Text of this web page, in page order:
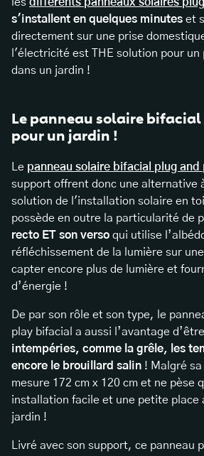
les différents panneaux solaires
s'installent en quelques minutes et
directement sur une prise
l'électricité est THE solution pour un
dans un jardin !
Le panneau solaire
pour un jardin !
Le panneau solaire bifacial plug and
support offrent donc une alternative
solution de l'installation solaire en
possède en outre la particularité de
recto ET son verso qui utilise
réfléchissement de la lumière sur
capter encore plus de lumière et
d’énergie !
De par son rôle et son type, le
play bifacial a aussi l’avantage
intempéries, comme la grêle, les
encore le brouillard salin ! Malgré
mesure 172 cm x 120 cm et ne pèse
installation facile et une petite place
jardin !
Livré avec son support, ce panneau